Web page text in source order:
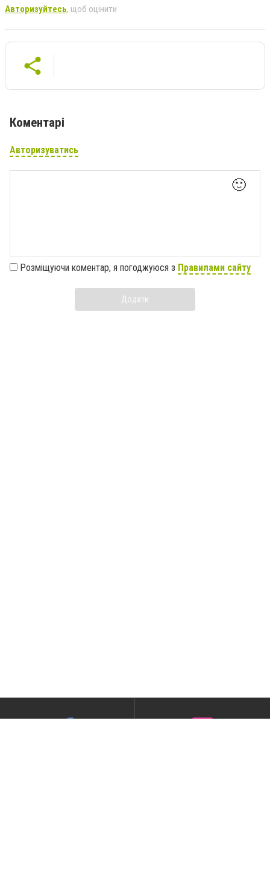
Авторизуйтесь, щоб оцінити
Коментарі
Авторизуватись
🙂
Розміщуючи коментар, я погоджуюся з Правилами сайту
Додати